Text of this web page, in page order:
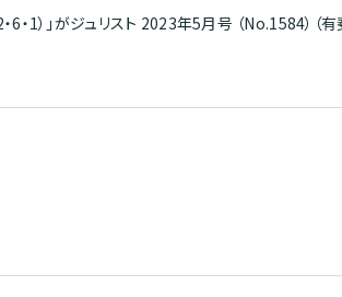
1）」がジュリスト 2023年5月号 （No.1584）（有